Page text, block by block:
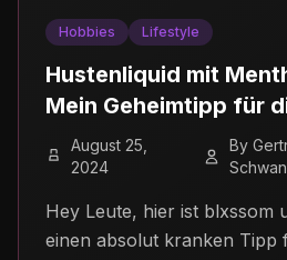
Hobbies Lifestyle
Hustenliquid mit
Mein Geheimtipp für
August 25,
2024
By
Hey Leute, hier ist blxssom
einen absolut kranken Tipp